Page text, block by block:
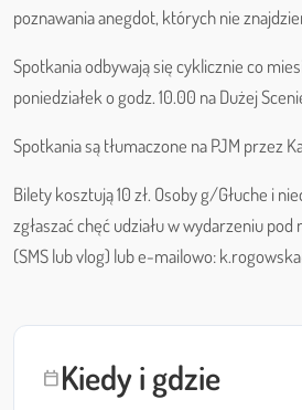
calendar_todayKiedy i gdzie
poznawania anegdot, których nie
Spotkania odbywają się cyklicznie co
poniedziałek o godz. 10.00 na Dużej
Spotkania są tłumaczone na PJM przez
Bilety kosztują 10 zł. Osoby g/Głuche i
zgłaszać chęć udziału w wydarzeniu
(SMS lub vlog) lub e-mailowo: